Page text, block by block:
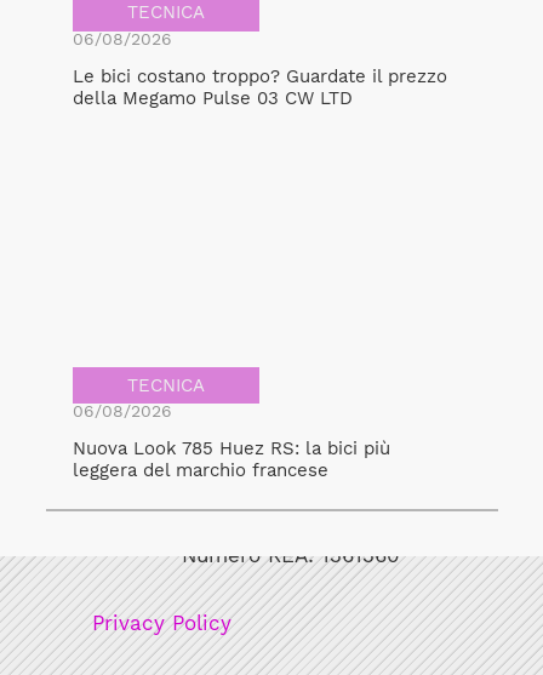
TECNICA
06/08/2026
Le bici costano troppo? Guardate il prezzo
della Megamo Pulse 03 CW LTD
TECNICA
06/08/2026
Nuova Look 785 Huez RS: la bici più
leggera del marchio francese
Numero REA: 1361360
Privacy Policy